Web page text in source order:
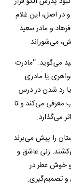
در اصل، این غلام
و مادر سعید
می‌شوراند.
می‌گوید: “مادرت
یا مادری
یا رد شدن در درس
معرفی می‌کند و تا
می‌گذارد.
را پیش می‌برند
زنی عاشق و
خوش عطر در
و تصمیم‌گیری